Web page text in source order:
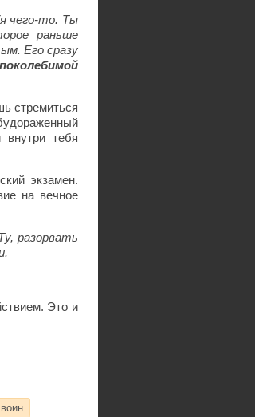
чего-то. Ты
раньше
Его сразу
стремиться
тебя
экзамен.
на вечное
разорвать
Это и